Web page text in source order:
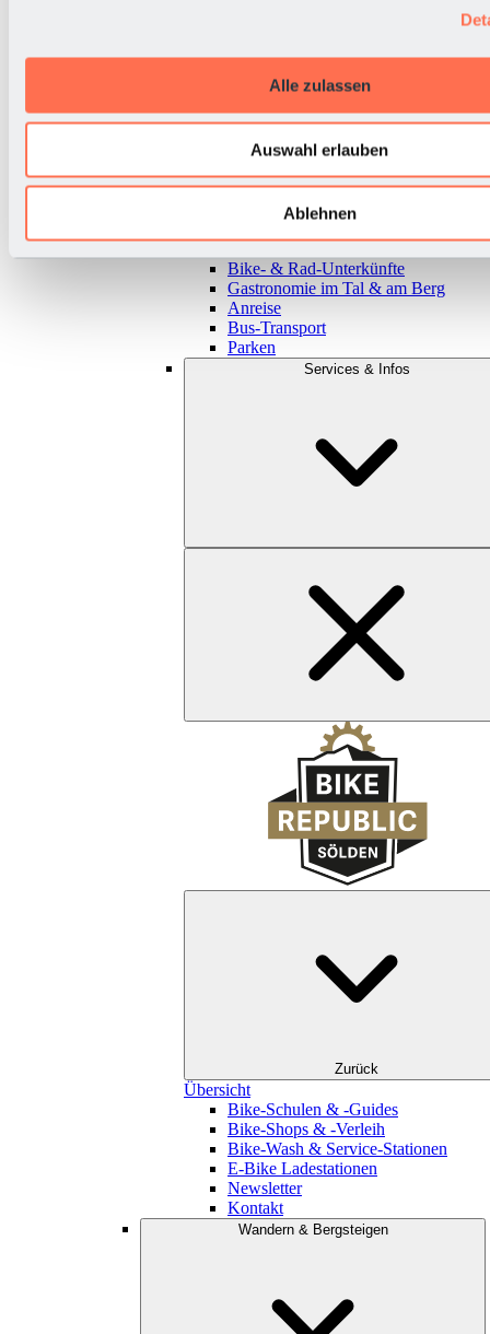
Alle zulassen
Auswahl erlauben
Ablehnen
Zurück
Bike- & Rad-Unterkünfte
Gastronomie im Tal & am Berg
Anreise
Bus-Transport
Parken
Services & Infos
Zurück
Übersicht
Bike-Schulen & -Guides
Bike-Shops & -Verleih
Bike-Wash & Service-Stationen
E-Bike Ladestationen
Newsletter
Kontakt
Wandern & Bergsteigen